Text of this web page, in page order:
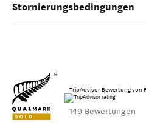
Stornierungsbedingungen
TripAdvisor Bewertung von
149 Bewertungen